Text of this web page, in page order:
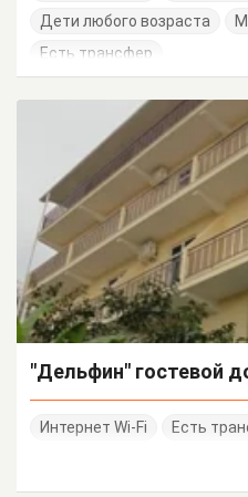
Дети любого возраста
Есть трансфер
"Дельфин" гостевой
Интернет Wi-Fi Есть